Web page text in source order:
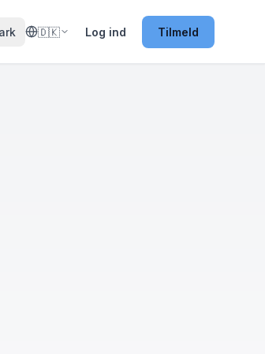
🇩🇰 Log ind Tilmeld